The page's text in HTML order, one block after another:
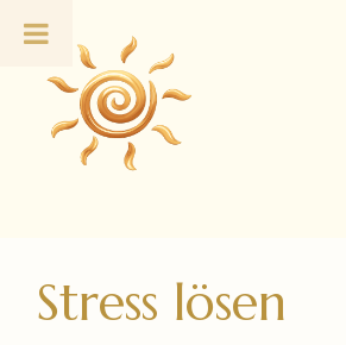
Inhalt
springen
Stress lösen